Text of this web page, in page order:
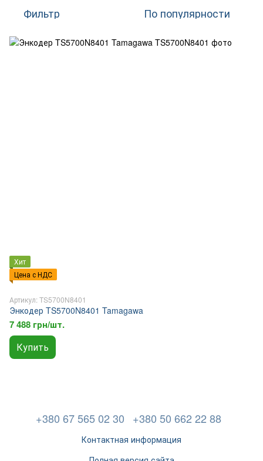
Фильтр По популярности
Хит
Цена с НДС
Артикул: TS5700N8401
Энкодер TS5700N8401 Tamagawa
7 488 грн/шт.
Купить
+380 67 565 02 30 +380 50 662 22 88
Контактная информация